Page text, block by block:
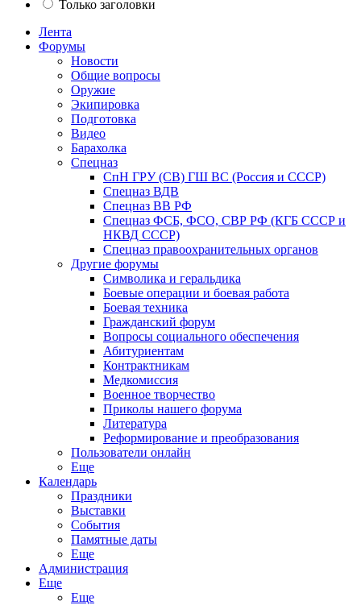
Только заголовки
Лента
Форумы
Новости
Общие вопросы
Оружие
Экипировка
Подготовка
Видео
Барахолка
Спецназ
СпН ГРУ (СВ) ГШ ВС (Россия и СССР)
Спецназ ВДВ
Спецназ ВВ РФ
Спецназ ФСБ, ФСО, СВР РФ (КГБ СССР и
НКВД СССР)
Спецназ правоохранительных органов
Другие форумы
Символика и геральдика
Боевые операции и боевая работа
Боевая техника
Гражданский форум
Вопросы социального обеспечения
Абитуриентам
Контрактникам
Медкомиссия
Военное творчество
Приколы нашего форума
Литература
Реформирование и преобразования
Пользователи онлайн
Еще
Календарь
Праздники
Выставки
События
Памятные даты
Еще
Администрация
Еще
Еще